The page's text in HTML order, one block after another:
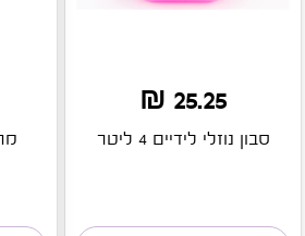
25.25 ₪
סבון נוזלי לידיים 4 ליטר